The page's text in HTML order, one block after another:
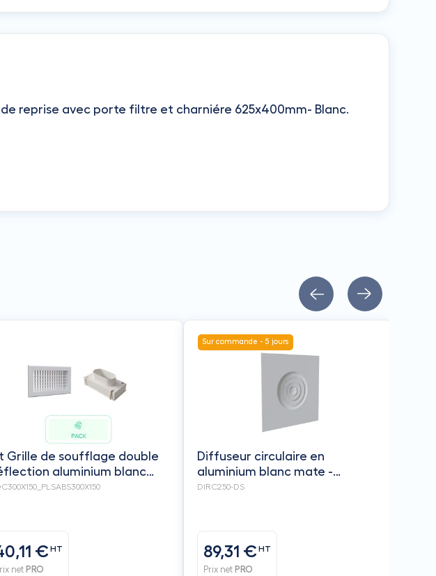
reprise avec porte filtre et charniére 625x400mm- Blanc.
Grille de soufflage double
aluminium blanc
300 x 150 mm + Plénum
€HT
net PRO
Sur commande - 5 jours
Diffuseur circulaire en
aluminium blanc mate -
déflecteurs coniques - pour
DIRC250-DS
89,31 €HT
Prix net PRO